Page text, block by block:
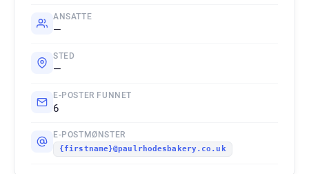
ANSATTE
—
STED
—
E-POSTER FUNNET
6
E-POSTMØNSTER
{firstname}@paulrhodesbakery.co.uk